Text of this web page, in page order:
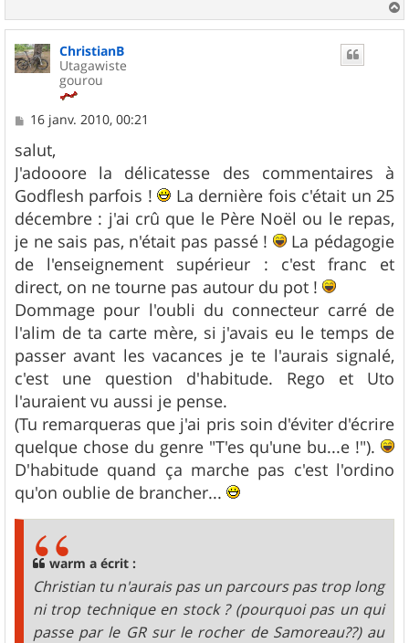
a
u
ChristianB
Utagawiste
gourou
M
s
s
a
g
e
16 janv. 2010, 00:21
salut,
J'adooore la délicatesse des commentaires à
Godflesh parfois !
La dernière fois c'était un 25
décembre : j'ai crû que le Père Noël ou le repas,
je ne sais pas, n'était pas passé !
La pédagogie
de l'enseignement supérieur : c'est franc et
direct, on ne tourne pas autour du pot !
Dommage pour l'oubli du connecteur carré de
l'alim de ta carte mère, si j'avais eu le temps de
passer avant les vacances je te l'aurais signalé,
c'est une question d'habitude. Rego et Uto
l'auraient vu aussi je pense.
(Tu remarqueras que j'ai pris soin d'éviter d'écrire
quelque chose du genre "T'es qu'une bu...e !").
D'habitude quand ça marche pas c'est l'ordino
qu'on oublie de brancher...
warm a écrit :
Christian tu n'aurais pas un parcours pas trop long
ni trop technique en stock ? (pourquoi pas un qui
passe par le GR sur le rocher de Samoreau??) au